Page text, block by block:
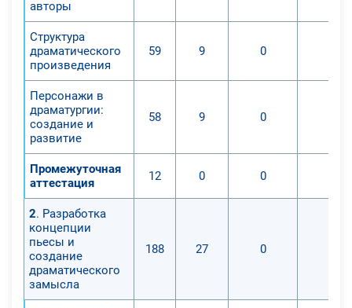
авторы
Структура
драматического
произведения
59 9 0
Персонажи в
драматургии:
создание и
развитие
58 9 0
Промежуточная
аттестация
12 0 0
2. Разработка
концепции
пьесы и
создание
драматического
замысла
188 27 0